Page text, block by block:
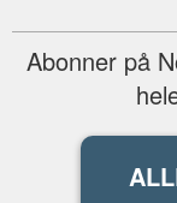
Abonner på